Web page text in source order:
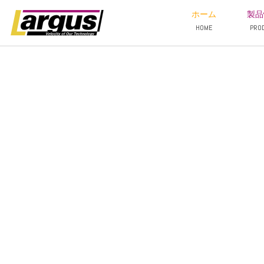
ホーム
HOME
製